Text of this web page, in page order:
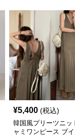
¥5,400 (税込)
韓国風プリーツニッ
ャミワンピース ブ